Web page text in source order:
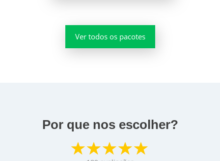
Ver todos os pacotes
Por que nos escolher?